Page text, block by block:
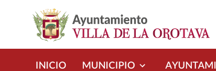
INICIO MUNICIPIO